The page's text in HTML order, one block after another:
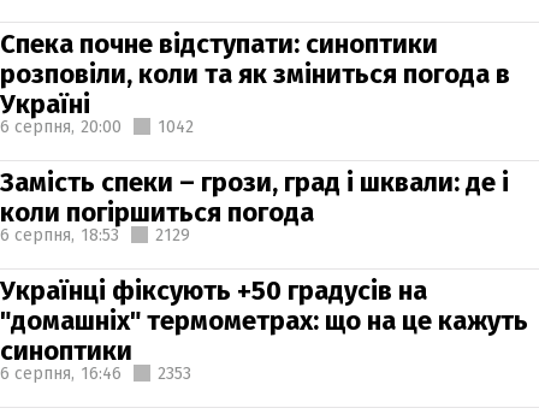
Спека почне відступати: синоптики
розповіли, коли та як зміниться погода в
Україні
6 серпня, 20:00 1042
Замість спеки – грози, град і шквали: де і
коли погіршиться погода
6 серпня, 18:53 2129
Українці фіксують +50 градусів на
"домашніх" термометрах: що на це кажуть
синоптики
6 серпня, 16:46 2353